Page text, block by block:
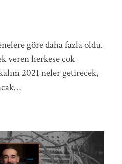
göre daha fazla oldu.
veren herkese çok
2021 neler getirecek,